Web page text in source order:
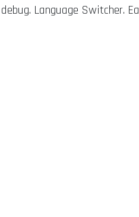
Language Switcher.